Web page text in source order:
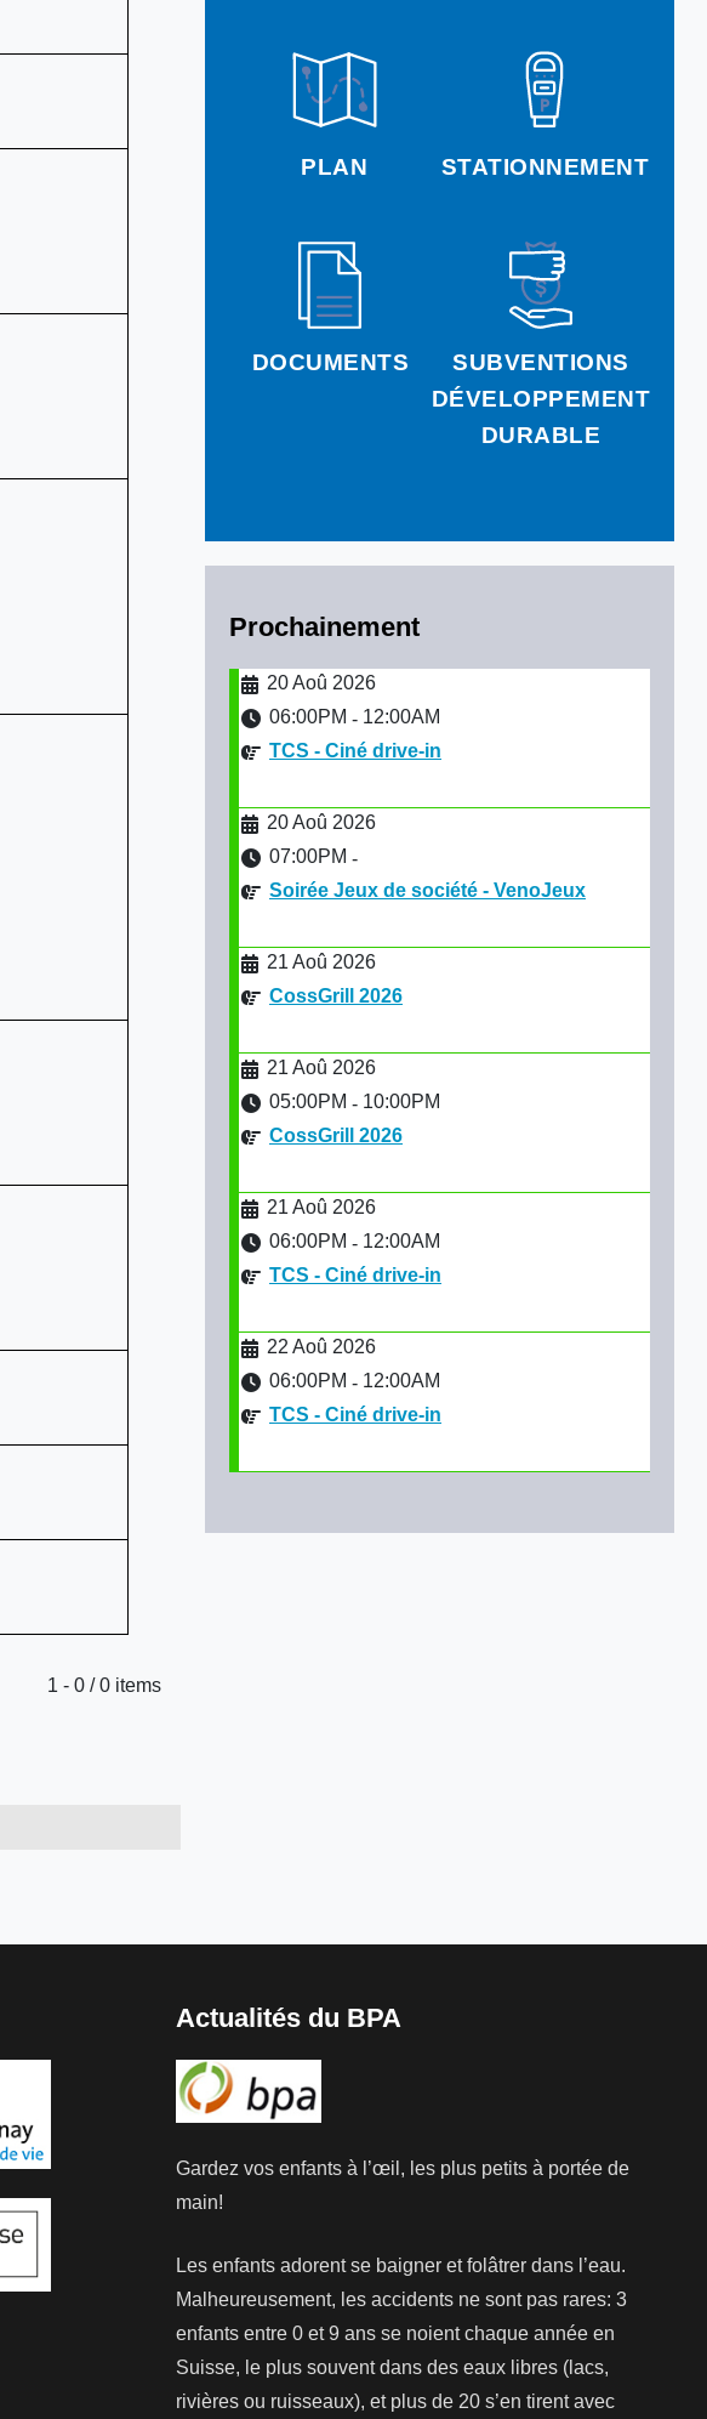
PLAN STATIONNEMENT
DOCUMENTS
SUBVENTIONS
DÉVELOPPEMENT
DURABLE
Prochainement
20 Aoû 2026
06:00PM - 12:00AM
TCS - Ciné drive-in
20 Aoû 2026
07:00PM -
Soirée Jeux de société - VenoJeux
21 Aoû 2026
CossGrill 2026
21 Aoû 2026
05:00PM - 10:00PM
CossGrill 2026
21 Aoû 2026
06:00PM - 12:00AM
TCS - Ciné drive-in
22 Aoû 2026
06:00PM - 12:00AM
TCS - Ciné drive-in
1 - 0 / 0 items
Actualités du BPA
Gardez vos enfants à l’œil, les plus petits à portée de
main!
Les enfants adorent se baigner et folâtrer dans l’eau.
Malheureusement, les accidents ne sont pas rares: 3
enfants entre 0 et 9 ans se noient chaque année en
Suisse, le plus souvent dans des eaux libres (lacs,
rivières ou ruisseaux), et plus de 20 s’en tirent avec